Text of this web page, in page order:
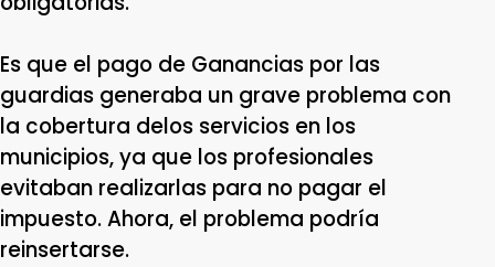
Es que el pago de Ganancias por las
guardias generaba un grave problema con
la cobertura delos servicios en los
municipios, ya que los profesionales
evitaban realizarlas para no pagar el
impuesto. Ahora, el problema podría
reinsertarse.